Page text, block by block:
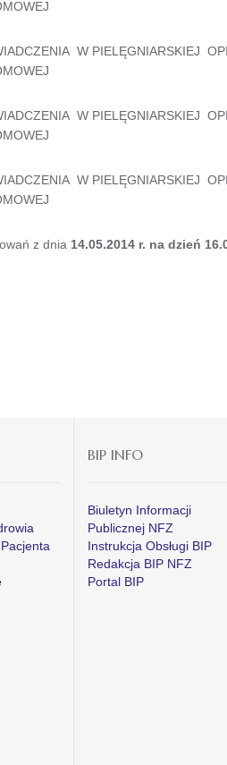
W PIELĘGNIARSKIEJ
W PIELĘGNIARSKIEJ
W PIELĘGNIARSKIEJ
z dnia 14.05.2014 r. na dzień
BIP INFO
Biuletyn Informacji
Publicznej NFZ
Instrukcja Obsługi BIP
Redakcja BIP NFZ
Portal BIP